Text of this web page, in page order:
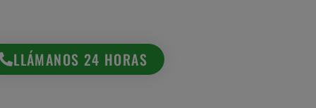
LLÁMANOS 24 HORAS